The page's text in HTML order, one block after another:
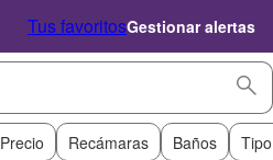
Tus favoritosGestionar alertas
Precio Recámaras Baños